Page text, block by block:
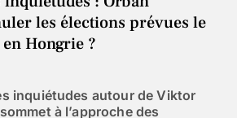
les élections prévues le
Hongrie ?
inquiétudes autour de Viktor
à l’approche des